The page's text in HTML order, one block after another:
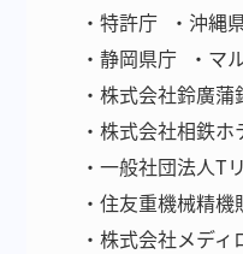
・特許庁 ・沖縄
・静岡県庁
・マ
・株式会社鈴廣蒲
・株式会社相鉄
・一般社団法人T
・住友重機械精
・株式会社メディ